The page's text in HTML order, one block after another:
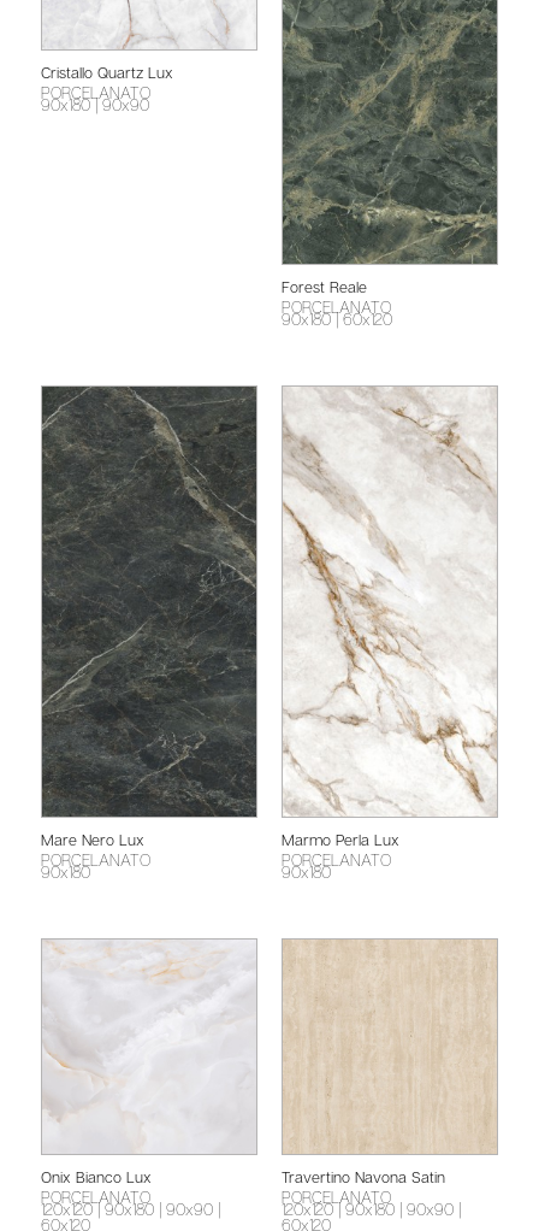
Cristallo Quartz Lux
PORCELANATO
90x180 | 90x90
Forest Reale
PORCELANATO
90x180 | 60x120
Mare Nero Lux
PORCELANATO
90x180
Marmo Perla Lux
PORCELANATO
90x180
Onix Bianco Lux
PORCELANATO
120x120 | 90x180 | 90x90
60x120
Travertino Navona Satin
PORCELANATO
120x120 | 90x180 | 90x90
60x120